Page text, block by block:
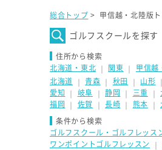
2019年01月16日 新
総合トップ > 甲信越・北陸版
ゴルフスクールを探す
住所から検索
北海道・東北
関東 甲信越
北海道 ｜青森 秋田 山形
愛知
岐阜 ｜静岡 三重 ｜
福岡
佐賀 ｜長崎 熊本 ｜
条件から検索
ゴルフスクール・ゴルフレッス
ワンポイントゴルフレッスン